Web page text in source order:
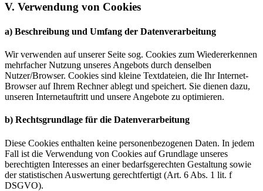
V. Verwendung von Cookies
a) Beschreibung und Umfang der Datenverarbeitung
Wir verwenden auf unserer Seite sog. Cookies zum Wiedererkennen
mehrfacher Nutzung unseres Angebots durch denselben
Nutzer/Browser. Cookies sind kleine Textdateien, die Ihr Internet-
Browser auf Ihrem Rechner ablegt und speichert. Sie dienen dazu,
unseren Internetauftritt und unsere Angebote zu optimieren.
b) Rechtsgrundlage für die Datenverarbeitung
Diese Cookies enthalten keine personenbezogenen Daten. In jedem
Fall ist die Verwendung von Cookies auf Grundlage unseres
berechtigten Interesses an einer bedarfsgerechten Gestaltung sowie
der statistischen Auswertung gerechtfertigt (Art. 6 Abs. 1 lit. f
DSGVO).